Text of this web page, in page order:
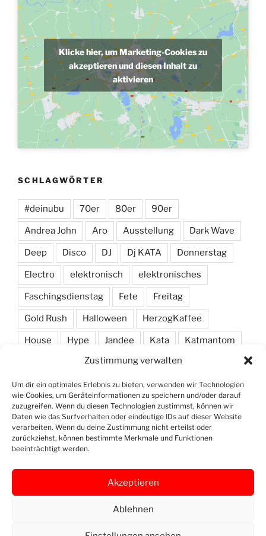
Zustimmung verwalten
Um dir ein optimales Erlebnis zu bieten, verwenden wir Technologien
wie Cookies, um Geräteinformationen zu speichern und/oder darauf
zuzugreifen. Wenn du diesen Technologien zustimmst, können wir
Daten wie das Surfverhalten oder eindeutige IDs auf dieser Website
verarbeiten. Wenn du deine Zustimmung nicht erteilst oder
zurückziehst, können bestimmte Merkmale und Funktionen
beeinträchtigt werden.
Akzeptieren
Ablehnen
Klicke hier, um Marketing-Cookies zu
akzeptieren und diesen Inhalt zu
aktivieren
SCHLAGWÖRTER
#deinubu 70er 80er 90er
Andrea John Aro Ausstellung Dark Wave
Deep Disco DJ Dj KATA Donnerstag
Electro elektronisch elektronisches
Faschingsdienstag Fete Freitag
Gold Rush Halloween HerzogKaffee
House Hype Jandee Kata Katmantom
Manic Markus Haas
Minimal Minimarc Musik Party Pendel
Pendelmann Programm Rock Row
Samstag Shawn Deep Simon Techno
Vinyl
Yelp